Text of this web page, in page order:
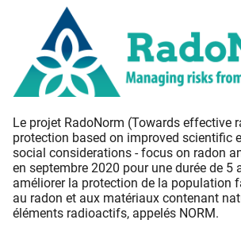
Le projet RadoNorm (Towards effective
protection based on improved scientific
social considerations - focus on radon
en septembre 2020 pour une durée de 5
améliorer la protection de la population
au radon et aux matériaux contenant
éléments radioactifs, appelés NORM.